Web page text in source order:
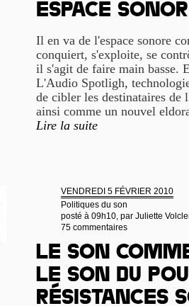
Espace
Il en va de l'espace sonore
conquiert, s'exploite, se
il s'agit de faire main basse.
L'Audio Spotligh,
de cibler les destinataires de
ainsi comme un nouvel
Lire la suite
VENDREDI 5 FÉVRIER 2010
Politiques du son
posté à 09h10, par Juliette
75 commentaires
Le son
le son du
résistances